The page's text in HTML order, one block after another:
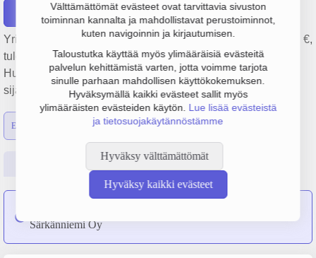
Välttämättömät evästeet ovat tarvittavia sivuston
toiminnan kannalta ja mahdollistavat perustoiminnot,
kuten navigoinnin ja kirjautumisen.
Taloustutka käyttää myös ylimääräisiä evästeitä
palvelun kehittämistä varten, jotta voimme tarjota
sinulle parhaan mahdollisen käyttökokemuksen.
Hyväksymällä kaikki evästeet sallit myös
ylimääräisten evästeiden käytön. Lue lisää evästeistä
ja tietosuojakäytännöstämme
Hyväksy välttämättömät
Hyväksy kaikki evästeet
Raportit
Yrityksen Tampereen Särkänniemi Oy liikevaihto on 20 milj. €,
tulos -4 milj. € ja henkilöstömäärä 187. Sen päätoimiala on
Huvi- ja teemapuistojen toiminta, perustamisvuosi 1978 ja
sijainti Tampere. Yrityksen yhtiömuoto Osakeyhtiö (OY).
Emon luvut Konsernin luvut
Tilinpäätösluvut Päättäjätiedot
Särkänniemi Oy